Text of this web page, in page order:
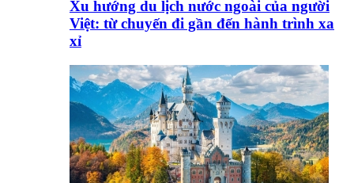
Xu hướng du lịch nước ngoài của người
Việt: từ chuyến đi gần đến hành trình xa
xỉ